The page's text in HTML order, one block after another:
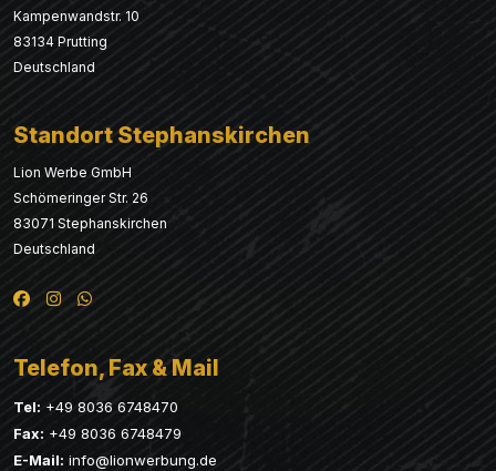
Kampenwandstr. 10
83134 Prutting
Deutschland
Standort Stephanskirchen
Lion Werbe GmbH
Schömeringer Str. 26
83071 Stephanskirchen
Deutschland
Telefon, Fax & Mail
Tel: +49 8036 6748470
Fax: +49 8036 6748479
E-Mail: info@lionwerbung.de